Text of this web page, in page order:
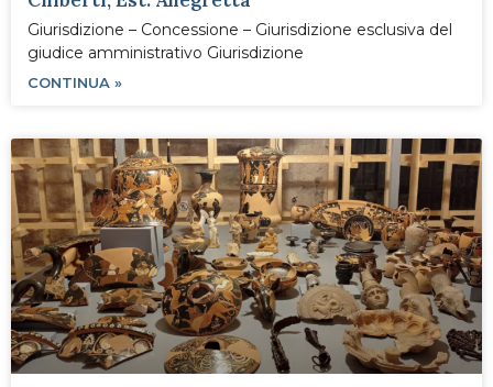
Giurisdizione – Concessione – Giurisdizione esclusiva del
giudice amministrativo Giurisdizione
CONTINUA »